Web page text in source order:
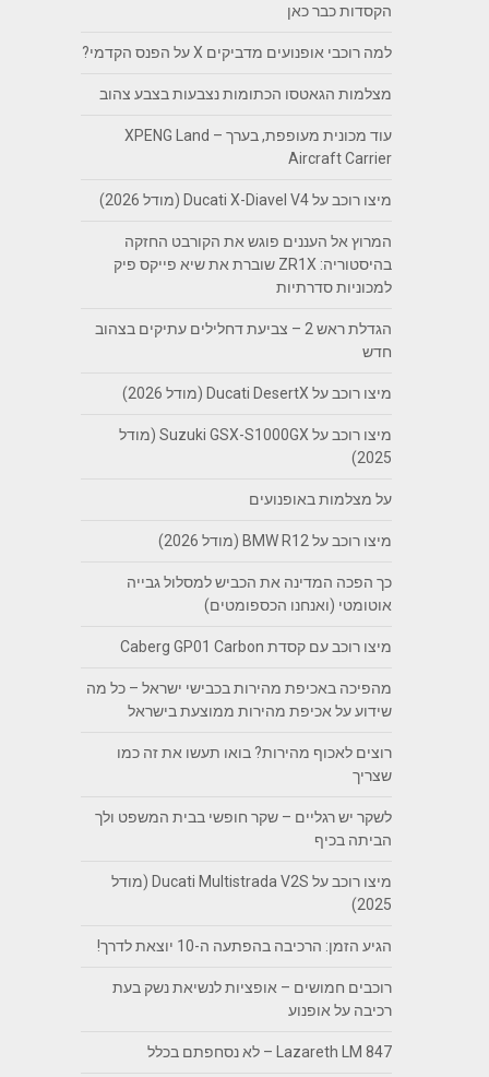
הקסדות כבר כאן
למה רוכבי אופנועים מדביקים X על הפנס הקדמי?
מצלמות הגאטסו הכתומות נצבעות בצבע צהוב
עוד מכונית מעופפת, בערך – XPENG Land
Aircraft Carrier
מיצו רוכב על Ducati X-Diavel V4 (מודל 2026)
המרוץ אל העננים פוגש את הקורבט החזקה
בהיסטוריה: ZR1X שוברת את שיא פייקס פיק
למכוניות סדרתיות
הגדלת ראש 2 – צביעת דחלילים עתיקים בצהוב
חדש
מיצו רוכב על Ducati DesertX (מודל 2026)
מיצו רוכב על Suzuki GSX-S1000GX (מודל
2025)
על מצלמות באופנועים
מיצו רוכב על BMW R12 (מודל 2026)
כך הפכה המדינה את הכביש למסלול גבייה
אוטומטי (ואנחנו הכספומטים)
מיצו רוכב עם קסדת Caberg GP01 Carbon
מהפיכה באכיפת מהירות בכבישי ישראל – כל מה
שידוע על אכיפת מהירות ממוצעת בישראל
רוצים לאכוף מהירות? בואו תעשו את זה כמו
שצריך
לשקר יש רגליים – שקר חופשי בבית המשפט ולך
הביתה בכיף
מיצו רוכב על Ducati Multistrada V2S (מודל
2025)
הגיע הזמן: הרכיבה בהפתעה ה-10 יוצאת לדרך!
רוכבים חמושים – אופציות לנשיאת נשק בעת
רכיבה על אופנוע
Lazareth LM 847 – לא נסחפתם בכלל